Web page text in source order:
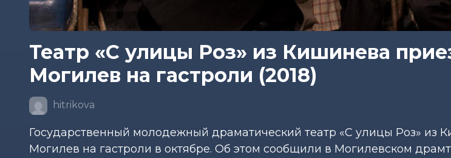
Театр «С улицы Роз» из Кишинева
Могилев на гастроли (2018)
hitrikova
Государственный молодежный драматический театр «С улицы Роз» из
Могилев на гастроли в октябре. Об этом сообщили в Могилевском